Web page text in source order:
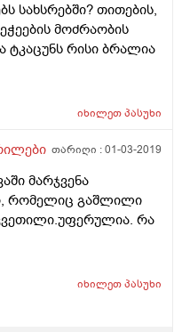
იხილეთპასუხი
თარიღი :01-03-2019
მარჯვენა
რომელიც გაშლილი
რა
იხილეთპასუხი